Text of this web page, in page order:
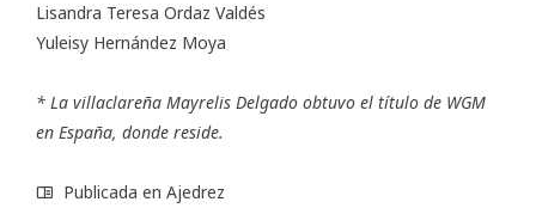
Lisandra Teresa Ordaz Valdés
Yuleisy Hernández Moya
* La villaclareña Mayrelis Delgado obtuvo el título de WGM
en España, donde reside.
Publicada en Ajedrez